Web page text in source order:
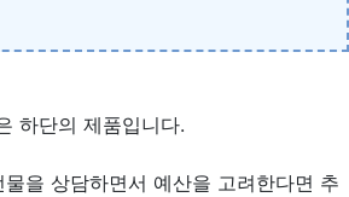
하단의 제품입니다.
을 상담하면서 예산을 고려한다면 추